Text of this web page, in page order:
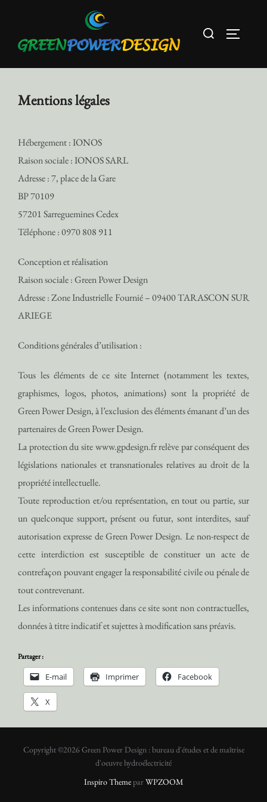
contenu
Rechercher :
Mentions légales
Hébergement : IONOS
Raison sociale : IONOS SARL
Adresse : 7, place de la Gare
BP 70109
57201 Sarreguemines Cedex
Téléphone : 0970 808 911
Conception et réalisation
Raison sociale : Green Power Design
Adresse : Zone Industrielle Fournié – 09400 TARASCON SUR
ARIEGE
Conditions générales d’utilisation :
Tous les éléments de ce site Internet (notamment les textes,
graphismes, logos, photos, animations) sont la propriété de
Green Power Design, à l’exclusion des éléments émanant d’un des
partenaires de Green Power Design.
La protection du site www.gpdesign.fr relève par conséquent des
législations nationales et transnationales relatives au droit de la
propriété intellectuelle.
Toute reproduction et/ou représentation, en tout ou partie, sur
un quelconque support, présent ou futur, sont interdites, sauf
autorisation expresse de Green Power Design. Le non-respect de
cette interdiction est susceptible de constituer un acte de
contrefaçon pouvant engager la responsabilité civile ou pénale de
tout contrevenant.
Les informations contenues dans ce site sont non contractuelles,
données à titre indicatif et sujettes à modification sans préavis.
Partager :
E-mail Imprimer Facebook
X
Copyright ©2026 Green Power Design : bureau d'études et de maîtrise
d'oeuvre hydroélectricité
Inspiro ThemeparWPZOOM